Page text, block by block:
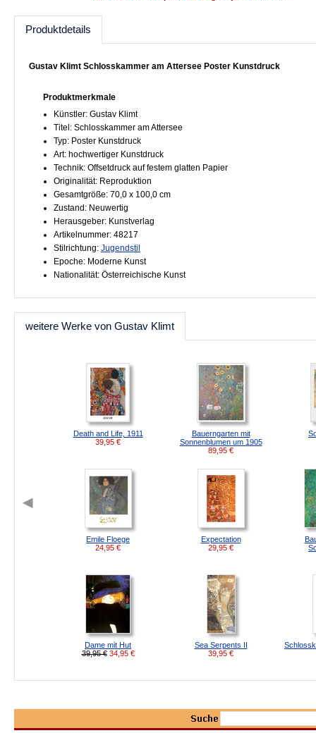
Produktdetails
Gustav Klimt Schlosskammer am Attersee Poster Kunstdruck
Produktmerkmale
Künstler: Gustav Klimt
Titel: Schlosskammer am Attersee
Typ: Poster Kunstdruck
Art: hochwertiger Kunstdruck
Technik: Offsetdruck auf festem glatten Papier
Originalität: Reproduktion
Gesamtgröße: 70,0 x 100,0 cm
Zustand: Neuwertig
Herausgeber: Kunstverlag
Artikelnummer: 48217
Stilrichtung: Jugendstil
Epoche: Moderne Kunst
Nationalität: Österreichische Kunst
weitere Werke von Gustav Klimt
Death and Life, 1911
39,95 €
Bauerngarten mit
Sonnenblumen um 1905
89,95 €
Emile Floege
24,95 €
Expectation
29,95 €
Dame mit Hut
39,95 € 34,95 €
Sea Serpents II
39,95 €